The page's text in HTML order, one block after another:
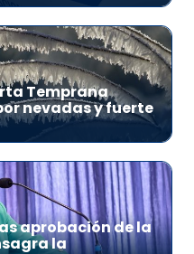
Temprana
nevadas y fuerte
aprobación de la
la